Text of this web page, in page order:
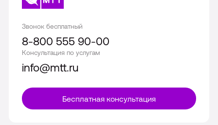
Звонок бесплатный
8-800 555 90-00
Консультация по услугам
info@mtt.ru
Бесплатная консультация